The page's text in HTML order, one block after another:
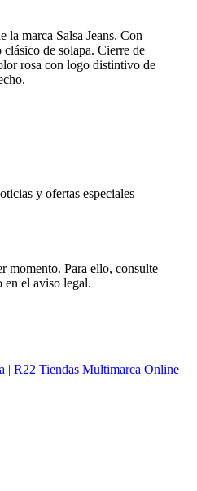
la marca Salsa Jeans. Con
de solapa. Cierre de
rosa con logo distintivo de
y ofertas especiales
momento. Para ello, consulte
en el aviso legal.
| R22 Tiendas Multimarca Online